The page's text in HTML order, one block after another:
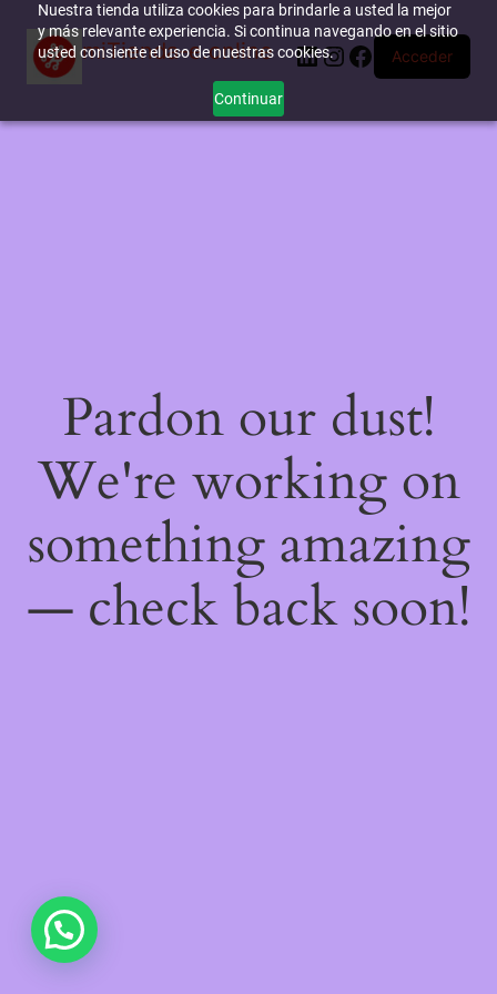
Nuestra tienda utiliza cookies para brindarle a usted la mejor
y más relevante experiencia. Si continua navegando en el sitio
usted consiente el uso de nuestras cookies.
Continuar
miTienda-e.online LinkedIn
Instagram
Facebook
Acceder
Pardon our dust!
We're working on
something amazing
— check back soon!